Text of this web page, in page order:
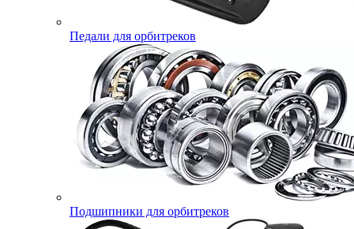
Педали для орбитреков
Подшипники для орбитреков